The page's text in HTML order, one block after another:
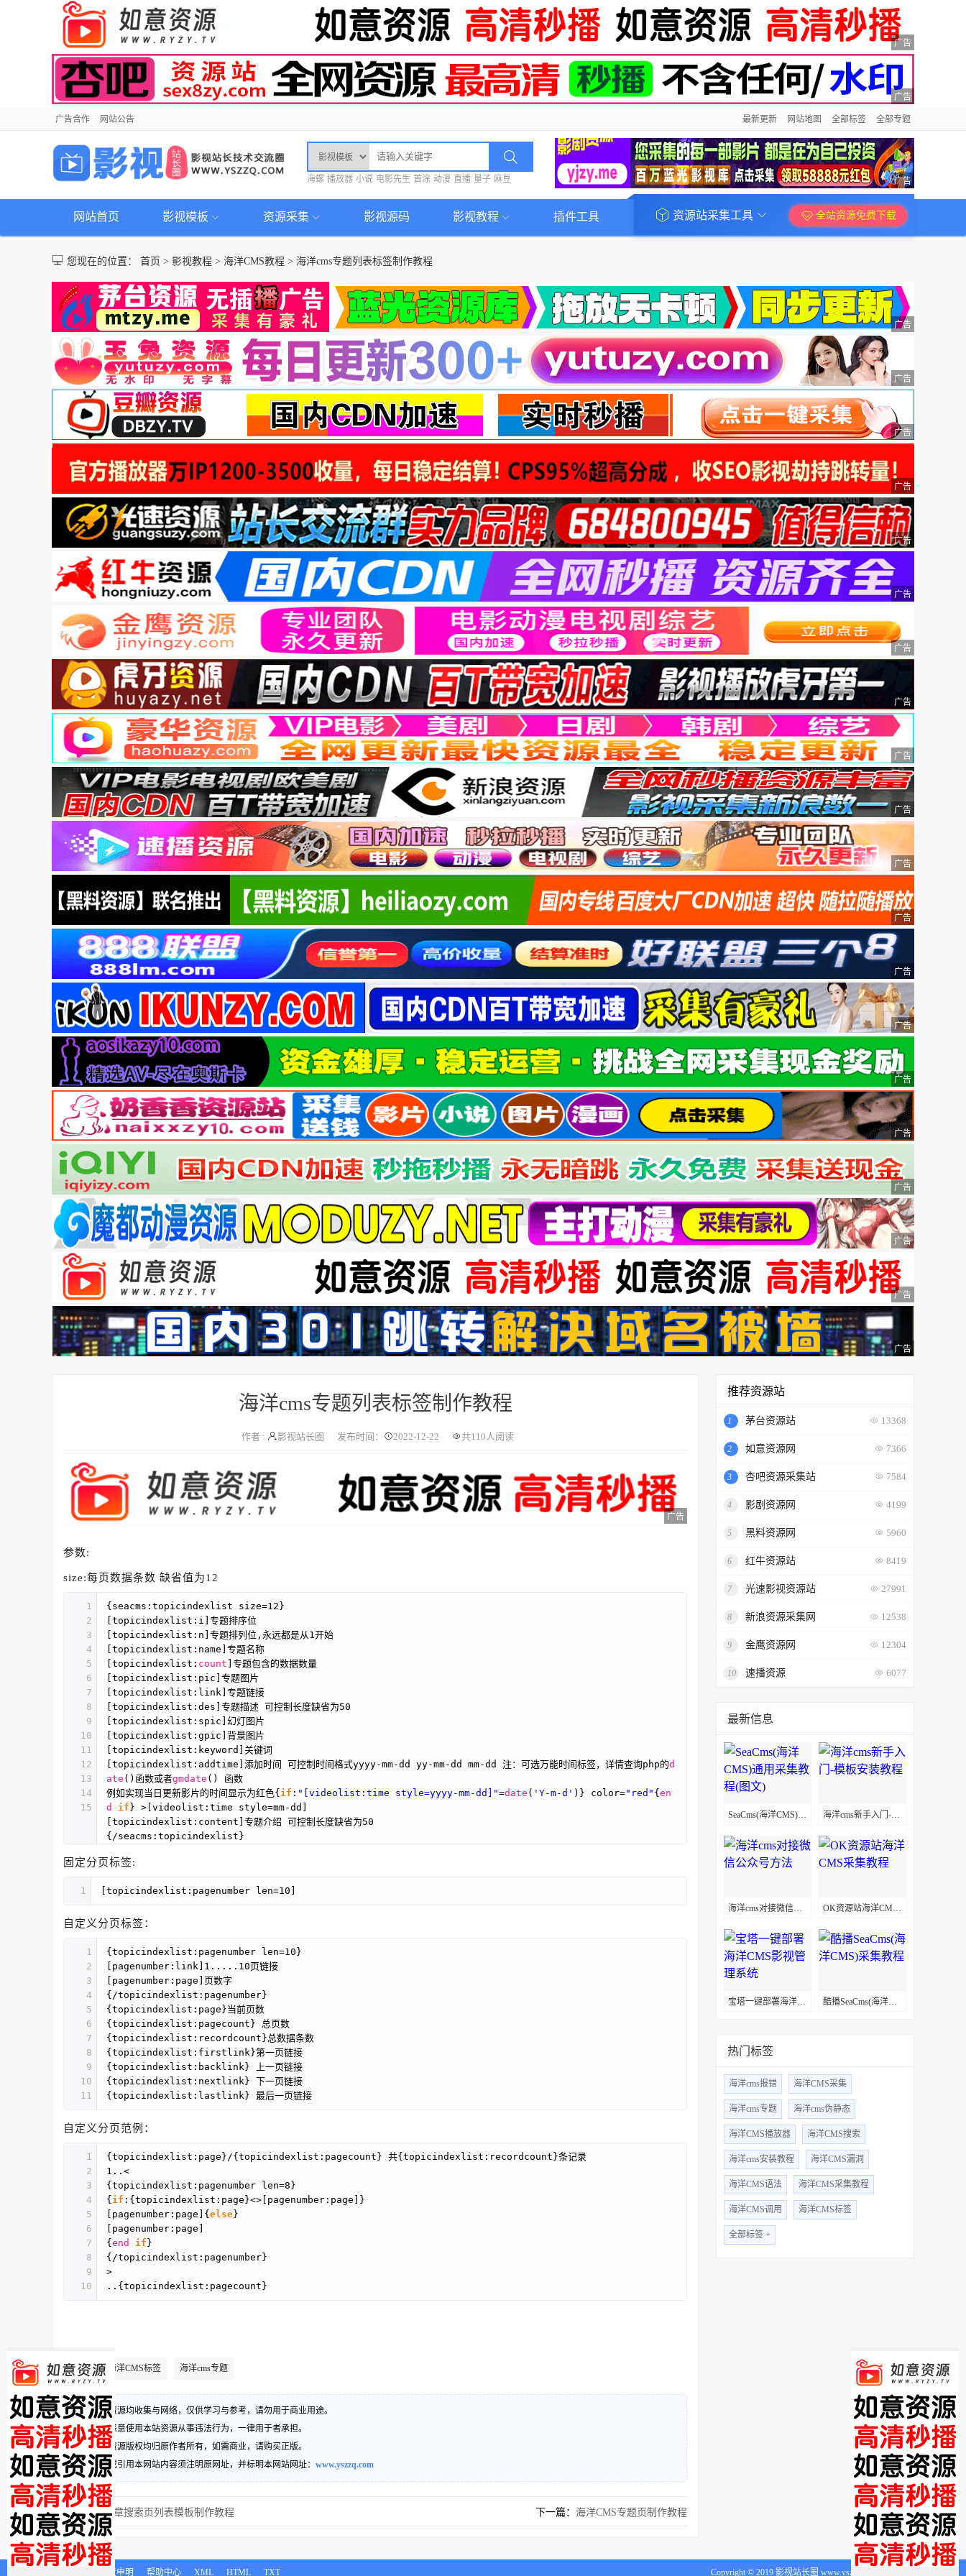
广告
广告
广告合作 网站公告 最新更新 网站地图 全部标签 全部专题
海螺 播放器 小说 电影先生 首涂 动漫 直播 量子 麻豆 广告
网站首页 影视模板 资源采集 影视源码 影视教程 插件工具 资源站采集工具 全站资源免费下载
您现在的位置： 首页 > 影视教程 > 海洋CMS教程 > 海洋cms专题列表标签制作教程
广告
广告
广告
广告
广告
广告
广告
广告
广告
广告
广告
广告
广告
广告
广告
广告
广告
广告
广告
广告
海洋cms专题列表标签制作教程
作者 : 影视站长圈 发布时间： 2022-12-22 共110人阅读
广告
参数:
size:每页数据条数 缺省值为12
1
2
3
4
5
6
7
8
9
10
11
12
13
14
15
{seacms:topicindexlist size=12}
[topicindexlist:i]专题排序位
[topicindexlist:n]专题排列位,永远都是从1开始
[topicindexlist:name]专题名称
[topicindexlist: count ]专题包含的数据数量
[topicindexlist:pic]专题图片
[topicindexlist:link]专题链接
[topicindexlist:des]专题描述 可控制长度缺省为50
[topicindexlist:spic]幻灯图片
[topicindexlist:gpic]背景图片
[topicindexlist:keyword]关键词
[topicindexlist:addtime]添加时间 可控制时间格式yyyy-mm-dd yy-mm-dd mm-dd 注：可选万能时间标签，详情查询php的d
ate ()函数或者gmdate () 函数
例如实现当日更新影片的时间显示为红色{ if : "[videolist:time style=yyyy-mm-dd]"=date ( 'Y-m-d' )} color="red" { en
d
if } >[videolist:time style=mm-dd]
[topicindexlist:content]专题介绍 可控制长度缺省为50
{/seacms:topicindexlist}
固定分页标签:
1 [topicindexlist:pagenumber len=10]
自定义分页标签：
1
2
3
4
5
6
7
8
9
10
11
{topicindexlist:pagenumber len=10}
[pagenumber:link]1.....10页链接
[pagenumber:page]页数字
{/topicindexlist:pagenumber}
{topicindexlist:page}当前页数
{topicindexlist:pagecount} 总页数
{topicindexlist:recordcount}总数据条数
{topicindexlist:firstlink}第一页链接
{topicindexlist:backlink} 上一页链接
{topicindexlist:nextlink} 下一页链接
{topicindexlist:lastlink} 最后一页链接
自定义分页范例：
1
2
3
4
5
6
7
8
9
10
{topicindexlist:page}/{topicindexlist:pagecount} 共{topicindexlist:recordcount}条记录
1..<
{topicindexlist:pagenumber len=8}
{ if :{topicindexlist:page}<>[pagenumber:page]}
[pagenumber:page]{ else }
[pagenumber:page]
{ end if }
{/topicindexlist:pagenumber}
>
..{topicindexlist:pagecount}
标签 海洋CMS标签 海洋cms专题
1、本站资源均收集与网络，仅供学习与参考，请勿用于商业用途。
2、禁止恶意使用本站资源从事违法行为，一律用于者承担。
3、本站资源版权均归原作者所有，如需商业，请购买正版。
4、转载或引用本网站内容须注明原网址，并标明本网站网址： www.yszzq.com
上一篇：文章搜索页列表模板制作教程 下一篇： 海洋CMS专题页制作教程
推荐资源站
1 茅台资源站 13368
2 如意资源网 7366
3 杏吧资源采集站 7584
4 影剧资源网 4199
5 黑料资源网 5960
6 红牛资源站 8419
7 光速影视资源站 27991
8 新浪资源采集网 12538
9 金鹰资源网 12304
10 速播资源 6077
最新信息
SeaCms(海洋CMS)通用采集教程(图文) 海洋cms新手入门-模板安装教程
海洋cms对接微信公众号方法 OK资源站海洋CMS采集教程
宝塔一键部署海洋CMS影视管理系统 酷播SeaCms(海洋CMS)采集教程
热门标签
海洋cms报错 海洋CMS采集
海洋cms专题 海洋cms伪静态
海洋CMS播放器 海洋CMS搜索
海洋cms安装教程 海洋CMS漏洞
海洋CMS语法 海洋CMS采集教程
海洋CMS调用 海洋CMS标签
全部标签 +
免责申明 帮助中心 XML HTML TXT Copyright © 2019 影视站长圈 www.yszzq.com 版权所有